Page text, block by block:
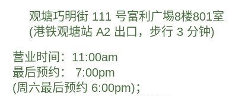
观塘巧明街 111 号富利广埸8楼801室
(港铁观塘站 A2 出口，步行 3 分钟)
营业时间：11:00am
最后预约： 7:00pm
(周六最后预约 6:00pm)；